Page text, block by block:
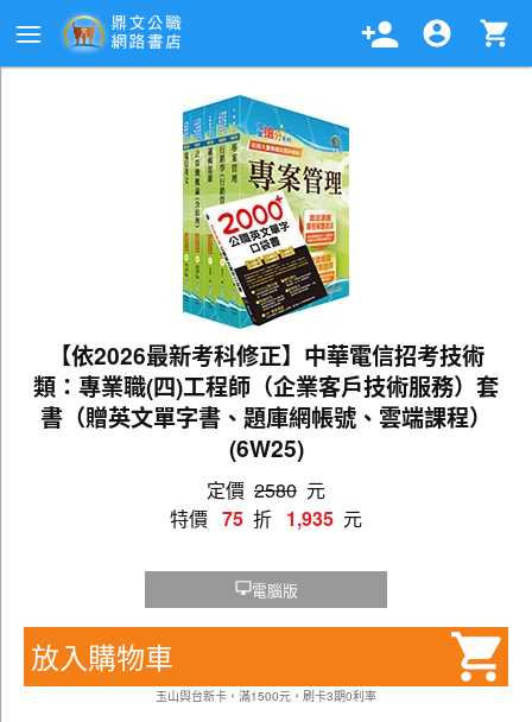
【依2026最新考科修正】中華電信招考技術
類：專業職(四)工程師（企業客戶技術服務）套
書（贈英文單字書、題庫網帳號、雲端課程）
(6W25)
定價 2580 元
特價 75 折 1,935 元
電腦版
放入購物車
玉山與台新卡，滿1500元，刷卡3期0利率